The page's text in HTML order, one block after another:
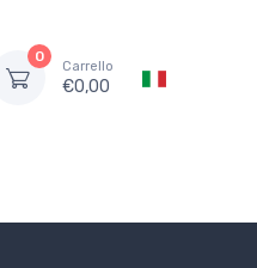
0
Carrello
€0,00